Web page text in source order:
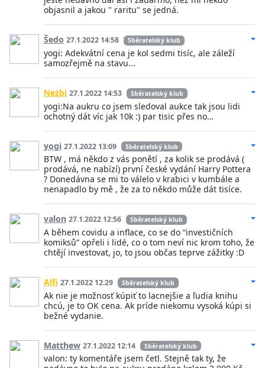
objasnil a jakou " raritu" se jedná.
Šedo 27.1.2022 14:58 Sběratelský klub
yogi: Adekvátní cena je kol sedmi tisíc, ale záleží
samozřejmě na stavu...
Nezbi 27.1.2022 14:53 Sběratelský klub
yogi:Na aukru co jsem sledoval aukce tak jsou lidi
ochotný dát víc jak 10k :) par tisic přes no…
yogi 27.1.2022 13:09 Sběratelský klub
BTW , má někdo z vás ponětí , za kolik se prodává (
prodává, ne nabízí) první české vydání Harry Pottera
? Donedávna se mi to válelo v krabici v kumbále a
nenapadlo by mě , že za to někdo může dát tisíce.
valon 27.1.2022 12:56 Sběratelský klub
A během covidu a inflace, co se do “investičních
komiksů” opřeli i lidé, co o tom neví nic krom toho, že
chtějí investovat, jo, to jsou občas teprve zážitky :D
Alfi 27.1.2022 12:29 Sběratelský klub
Ak nie je možnosť kúpiť to lacnejšie a ľudia knihu
chcú, je to OK cena. Ak príde niekomu vysoká kúpi si
bežné vydanie.
Matthew 27.1.2022 12:14 Sběratelský klub
valon: ty komentáře jsem četl. Stejně tak ty, že